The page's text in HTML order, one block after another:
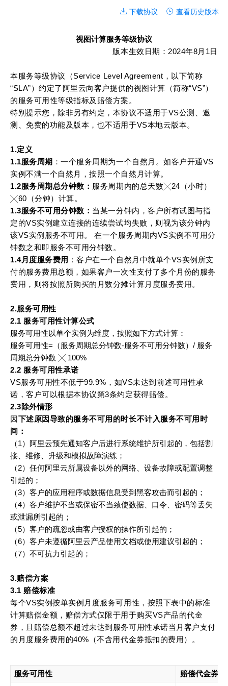
下载协议 查看历史版本
视图计算服务等级协议
版本生效日期：2024年8月1日
本服务等级协议（Service Level Agreement，以下简称
“SLA”）约定了阿里云向客户提供的视图计算（简称“VS”）
的服务可用性等级指标及赔偿方案。
特别提示您，除非另有约定，本协议不适用于VS公测、邀
测、免费的功能及版本，也不适用于VS本地云版本。
1.定义
1.1服务周期 ：一个服务周期为一个自然月。如客户开通VS
实例不满一个自然月，按照一个自然月计算。
1.2服务周期总分钟数： 服务周期内的总天数╳24（小时）
╳60（分钟）计算。
1.3服务不可用分钟数： 当某一分钟内，客户所有试图与指
定的VS实例建立连接的连续尝试均失败，则视为该分钟内
该VS实例服务不可用。 在一个服务周期内VS实例不可用分
钟数之和即服务不可用分钟数。
1.4月度服务费用 ：客户在一个自然月中就单个VS实例所支
付的服务费用总额，如果客户一次性支付了多个月份的服务
费用，则将按照所购买的月数分摊计算月度服务费用。
2.服务可用性
2.1 服务可用性计算公式
服务可用性以单个实例为维度，按照如下方式计算：
服务可用性=（服务周期总分钟数-服务不可用分钟数）/ 服务
周期总分钟数 ╳ 100%
2.2 服务可用性承诺
VS服务可用性不低于99.9%，如VS未达到前述可用性承
诺，客户可以根据本协议第3条约定获得赔偿。
2.3除外情形
因 下述原因导致的服务不可用的时长不计入服务不可用时
间：
（1）阿里云预先通知客户后进行系统维护所引起的，包括割
接、维修、升级和模拟故障演练；
（2）任何阿里云所属设备以外的网络、设备故障或配置调整
引起的；
（3）客户的应用程序或数据信息受到黑客攻击而引起的；
（4）客户维护不当或保密不当致使数据、口令、密码等丢失
或泄漏所引起的；
（5）客户的疏忽或由客户授权的操作所引起的；
（6）客户未遵循阿里云产品使用文档或使用建议引起的；
（7）不可抗力引起的；
3.赔偿方案
3.1 赔偿标准
每个VS实例按单实例月度服务可用性，按照下表中的标准
计算赔偿金额，赔偿方式仅限于用于购买VS产品的代金
券，且赔偿总额不超过未达到服务可用性承诺当月客户支付
的月度服务费用的40%（不含用代金券抵扣的费用）。
服务可用性 赔偿代金券金